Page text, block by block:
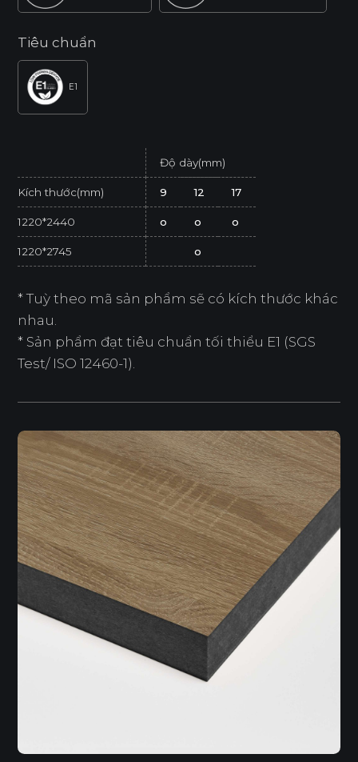
Tiêu chuẩn
E1
Độ dày(mm)
Kích thước(mm) 9 12 17
1220*2440 o o o
1220*2745 o
* Tuỳ theo mã sản phẩm sẽ có kích thước khác
nhau.
* Sản phẩm đạt tiêu chuẩn tối thiểu E1 (SGS
Test/ ISO 12460-1).